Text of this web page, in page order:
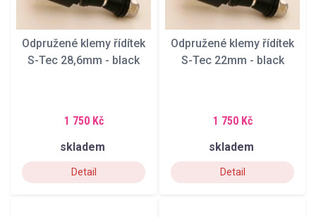
Odpružené klemy řídítek
S-Tec 28,6mm - black
1 750 Kč
skladem
Detail
Odpružené klemy řídítek
S-Tec 22mm - black
1 750 Kč
skladem
Detail